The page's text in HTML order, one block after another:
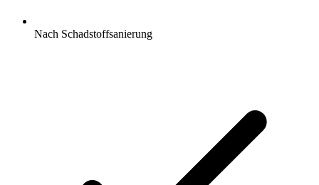
Nach Schadstoffsanierung